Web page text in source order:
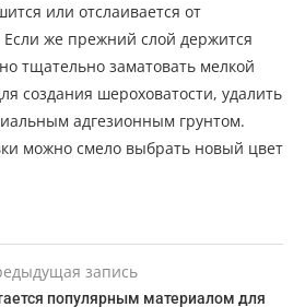
или отслаивается от
же прежний слой держится
тщательно заматовать мелкой
создания шероховатости, удалить
адгезионным грунтом.
можно смело выбрать новый цвет
запись
популярным материалом для